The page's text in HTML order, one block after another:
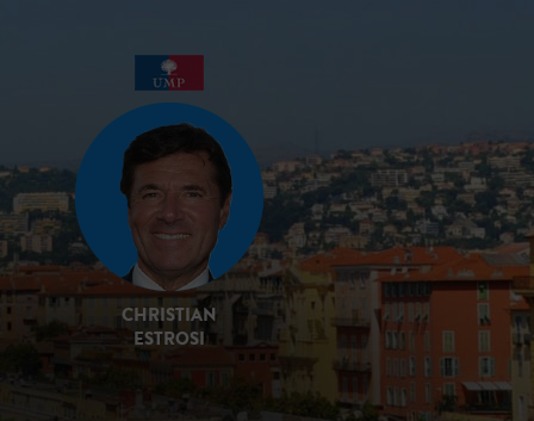
BIOGRAPHIE
PROGRAMME
CHRISTIAN
ESTROSI